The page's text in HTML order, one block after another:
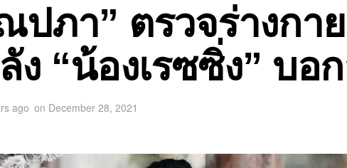
ปภา” ตรวจร่างกา
ง “น้องเรซซิ่ง” บอ
ago on December 28, 2021